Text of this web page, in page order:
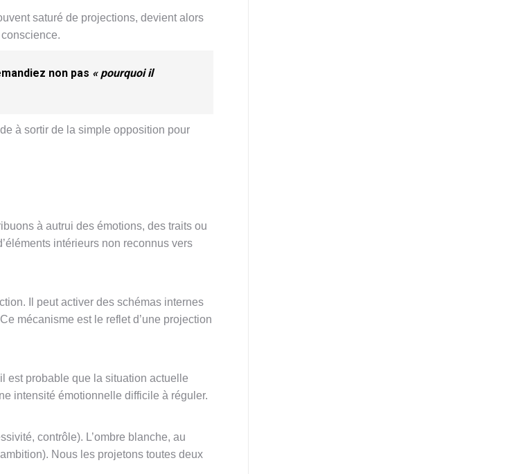
saturé de projections, devient alors
non pas « pourquoi il
à sortir de la simple opposition pour
à autrui des émotions, des traits ou
intérieurs non reconnus vers
Il peut activer des schémas internes
mécanisme est le reflet d’une projection
est probable que la situation actuelle
intensité émotionnelle difficile à réguler.
contrôle). L’ombre blanche, au
Nous les projetons toutes deux